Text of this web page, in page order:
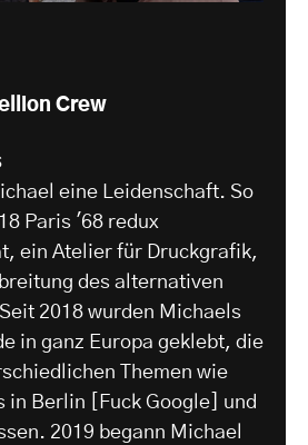
Crew
eine Leidenschaft. So
Paris '68 redux
ein Atelier für Druckgrafik,
des alternativen
2018 wurden Michaels
in ganz Europa geklebt, die
Themen wie
in Berlin [Fuck Google] und
2019 begann Michael